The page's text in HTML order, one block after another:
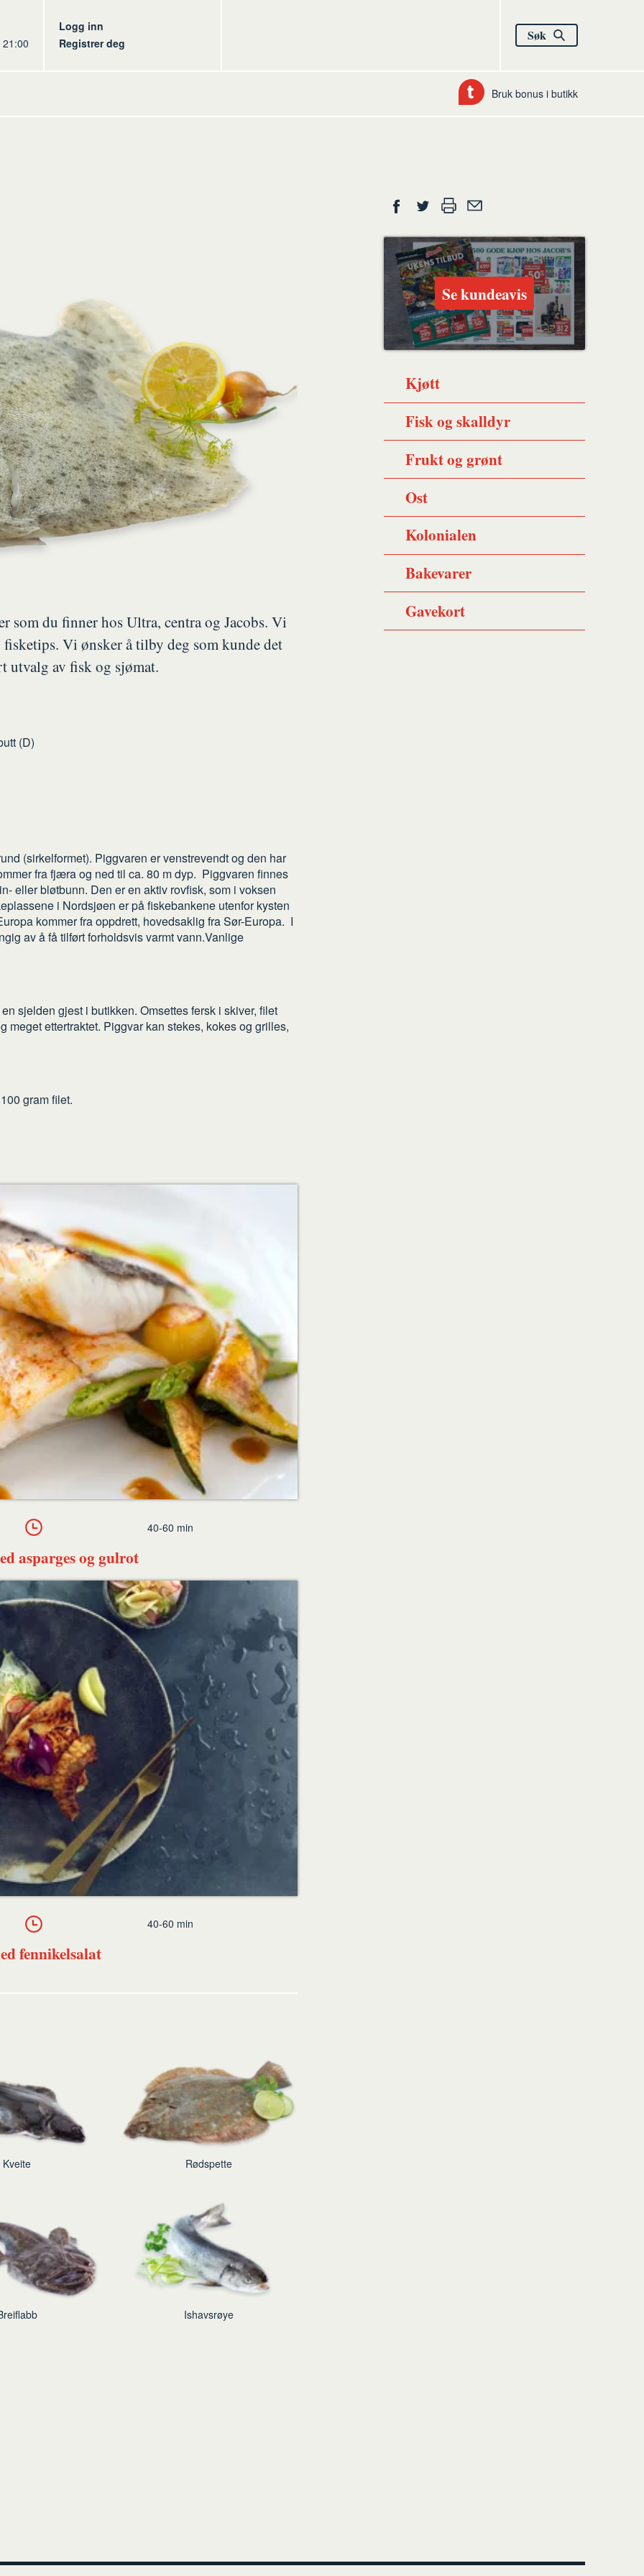
Logg inn
Registrer deg
Søk
Bruk bonus i butikk
som du finner hos Ultra, centra og Jacobs. Vi
Vi ønsker å tilby deg som kunde det
utvalg av fisk og sjømat.
(D)
(sirkelformet). Piggvaren er venstrevendt og den har
fra fjæra og ned til ca. 80 m dyp. Piggvaren finnes
eller bløtbunn. Den er en aktiv rovfisk, som i voksen
i Nordsjøen er på fiskebankene utenfor kysten
kommer fra oppdrett, hovedsaklig fra Sør-Europa. I
av å få tilført forholdsvis varmt vann.Vanlige
sjelden gjest i butikken. Omsettes fersk i skiver, filet
meget ettertraktet. Piggvar kan stekes, kokes og grilles,
gram filet.
asparges og gulrot
40-60 min
fennikelsalat
40-60 min
Kveite Rødspette
Ishavsrøye
Del
på
Facebook
på
Twitter
ut en
venn
Se kundeavis
Kjøtt
Fisk og skalldyr
Frukt og grønt
Ost
Kolonialen
Bakevarer
Gavekort